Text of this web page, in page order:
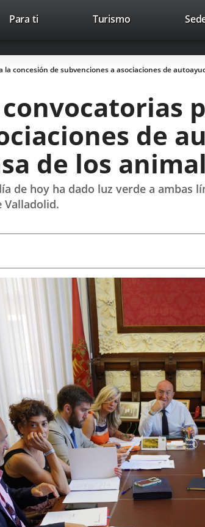
Trabaja con nosotros
Para ti TurismoEste
abrirá
en
ventana
nueva.
concesión de subvenciones a asociaciones de
de
de los
de hoy ha dado luz verde a ambas
Valladolid.